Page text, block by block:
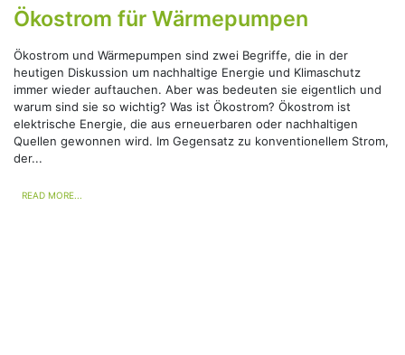
Ökostrom für Wärmepumpen
Ökostrom und Wärmepumpen sind zwei Begriffe, die in der
heutigen Diskussion um nachhaltige Energie und Klimaschutz
immer wieder auftauchen. Aber was bedeuten sie eigentlich und
warum sind sie so wichtig? Was ist Ökostrom? Ökostrom ist
elektrische Energie, die aus erneuerbaren oder nachhaltigen
Quellen gewonnen wird. Im Gegensatz zu konventionellem Strom,
der...
READ MORE...